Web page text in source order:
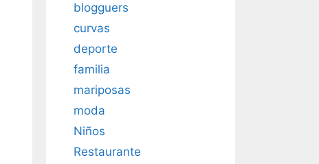
blogguers
curvas
deporte
familia
mariposas
moda
Niños
Restaurante